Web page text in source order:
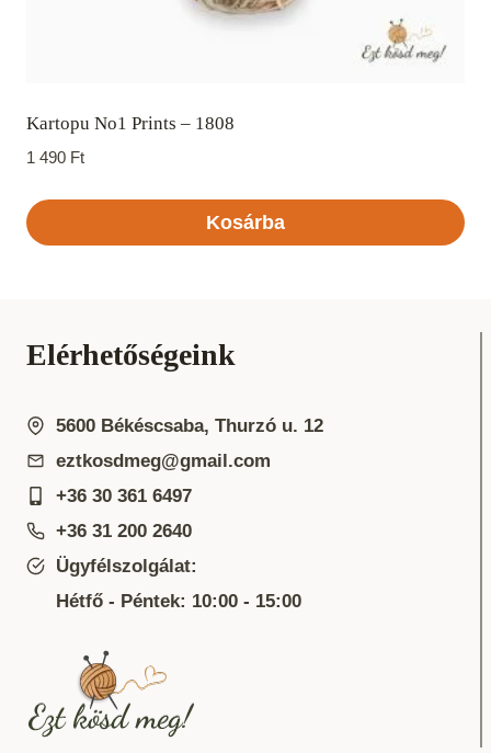
Kartopu No1 Prints – 1808
1 490 Ft
Kosárba
Elérhetőségeink
5600 Békéscsaba, Thurzó u. 12
eztkosdmeg@gmail.com
+36 30 361 6497
+36 31 200 2640
Ügyfélszolgálat:
Hétfő - Péntek: 10:00 - 15:00